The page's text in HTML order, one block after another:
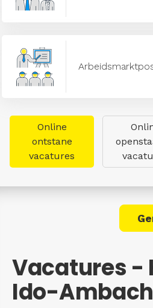
Online
ontstane
vacatures
Vacatures -
Ido-